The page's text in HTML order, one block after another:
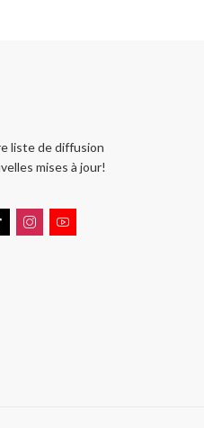
liste de diffusion
mises à jour!